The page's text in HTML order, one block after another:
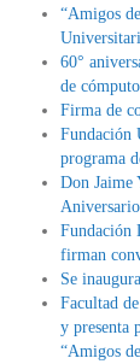
“Amigos
60°
de
Firma de
Fundación
programa
Don Jaime
Fundación
firman
Se
Facultad
y presenta
“Amigos